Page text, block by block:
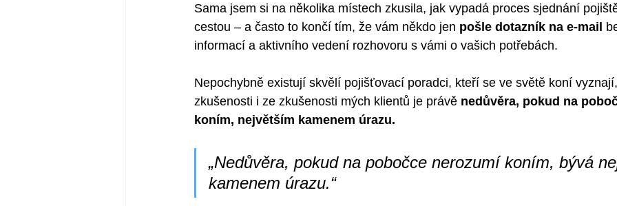
Sama jsem si na několika místech zkusila, jak vypadá proces sjednání
cestou – a často to končí tím, že vám někdo jen pošle dotazník na e-mail
informací a aktivního vedení rozhovoru s vámi o vašich potřebách.
Nepochybně existují skvělí pojišťovací poradci, kteří se ve světě koní
zkušenosti i ze zkušenosti mých klientů je právě nedůvěra, pokud na
koním, největším kamenem úrazu.
„Nedůvěra, pokud na pobočce nerozumí koním, bývá
kamenem úrazu.“